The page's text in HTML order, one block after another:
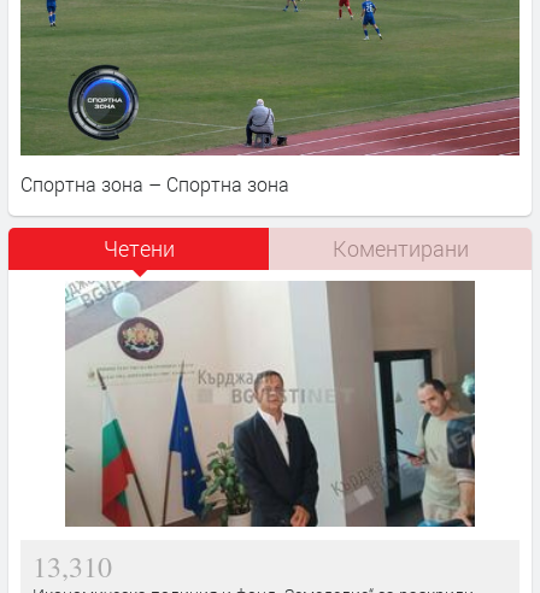
Спортна зона – Спортна зона
Четени Коментирани
13,310